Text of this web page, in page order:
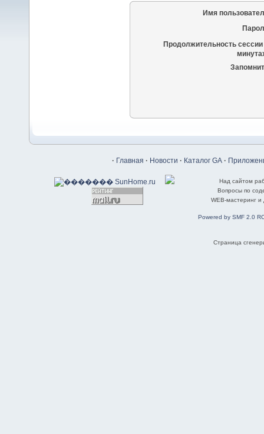
Имя
Продолжительность сессии
· Главная · Новости · Каталог GA ·
Над сайтом
Вопросы по
WEB-мастеринг
Powered by SMF 2.0
Страница